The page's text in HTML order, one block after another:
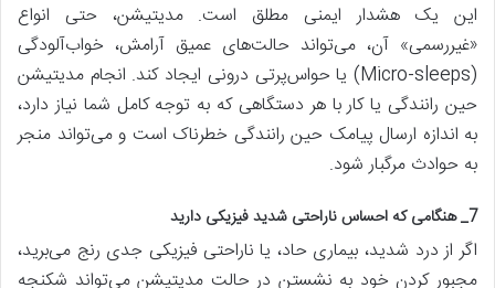
این یک هشدار ایمنی مطلق است. مدیتیشن، حتی انواع
«غیررسمی» آن، می‌تواند حالت‌های عمیق آرامش، خواب‌آلودگی
(Micro-sleeps) یا حواس‌پرتی درونی ایجاد کند. انجام مدیتیشن
حین رانندگی یا کار با هر دستگاهی که به توجه کامل شما نیاز دارد،
به اندازه ارسال پیامک حین رانندگی خطرناک است و می‌تواند منجر
به حوادث مرگبار شود.
7_ هنگامی که احساس ناراحتی شدید فیزیکی دارید
اگر از درد شدید، بیماری حاد، یا ناراحتی فیزیکی جدی رنج می‌برید،
مجبور کردن خود به نشستن در حالت مدیتیشن می‌تواند شکنجه